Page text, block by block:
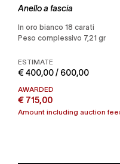
Anello a fascia
in oro bianco 18 carati
Peso complessivo 7,21 gr
ESTIMATE
€ 400,00 / 600,00
AWARDED
€ 715,00
Amount including auction